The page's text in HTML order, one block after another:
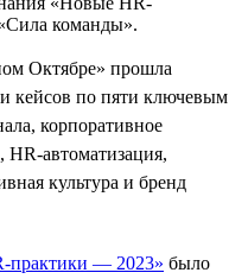
команды».
Октябре» прошла
кейсов по пяти ключевым
корпоративное
HR-автоматизация,
культура и бренд
практики — 2023» было